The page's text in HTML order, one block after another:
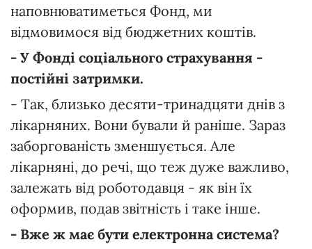
наповнюватиметься Фонд, ми
відмовимося від бюджетних коштів.
- У Фонді соціального страхування -
постійні затримки.
- Так, близько десяти-тринадцяти днів з
лікарняних. Вони бували й раніше. Зараз
заборгованість зменшується. Але
лікарняні, до речі, що теж дуже важливо,
залежать від роботодавця - як він їх
оформив, подав звітність і таке інше.
- Вже ж має бути електронна система?